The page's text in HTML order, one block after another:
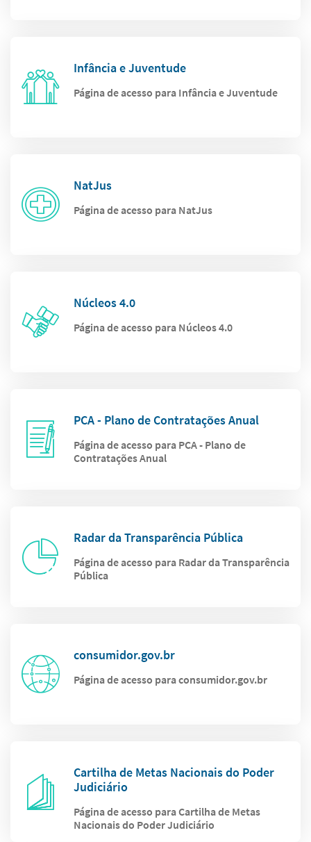
Infância e Juventude
Página de acesso para Infância e Juventude
NatJus
Página de acesso para NatJus
Núcleos 4.0
Página de acesso para Núcleos 4.0
PCA - Plano de Contratações Anual
Página de acesso para PCA - Plano de
Contratações Anual
Radar da Transparência Pública
Página de acesso para Radar da Transparência
Pública
consumidor.gov.br
Página de acesso para consumidor.gov.br
Cartilha de Metas Nacionais do Poder
Judiciário
Página de acesso para Cartilha de Metas
Nacionais do Poder Judiciário